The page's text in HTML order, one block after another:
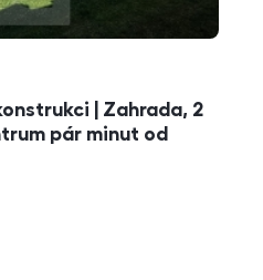
| Zahrada, 2
pár minut od